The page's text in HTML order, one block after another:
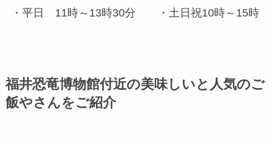
・平日 11時～13時30分 ・土日祝10時～15時
福井恐竜博物館付近の美味しいと人気のご
飯やさんをご紹介